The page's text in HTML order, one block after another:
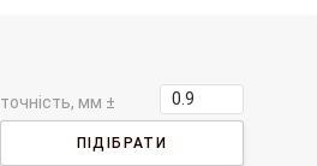
точність, мм ±
ПІДІБРАТИ